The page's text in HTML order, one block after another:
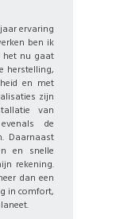
ervaring
ben ik
het nu gaat
herstelling,
en met
zijn
van
de
Daarnaast
en snelle
rekening.
dan een
in comfort,